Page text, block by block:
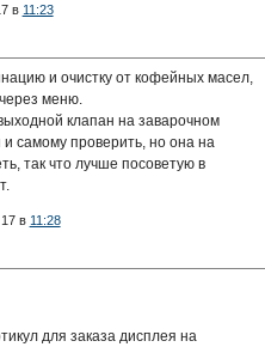
в 11:23
и очистку от кофейных масел,
меню.
клапан на заварочном
самому проверить, но она на
так что лучше посоветую в
в 11:28
для заказа дисплея на